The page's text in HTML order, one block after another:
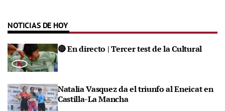
NOTICIAS DE HOY
🔴 En directo | Tercer test de la Cultural
Natalia Vasquez da el triunfo al Eneicat en
Castilla-La Mancha